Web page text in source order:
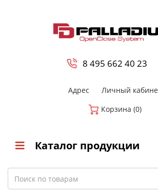
8 495 662 40 23
Адрес
Личный
Корзина (0)
Каталог продукции
Search